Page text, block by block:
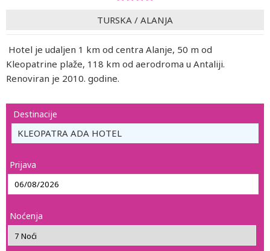
TURSKA / ALANJA
Hotel je udaljen 1 km od centra Alanje, 50 m od
Kleopatrine plaže, 118 km od aerodroma u Antaliji.
Renoviran je 2010. godine.
Destinacije
KLEOPATRA ADA HOTEL
Prijava
Noćenja